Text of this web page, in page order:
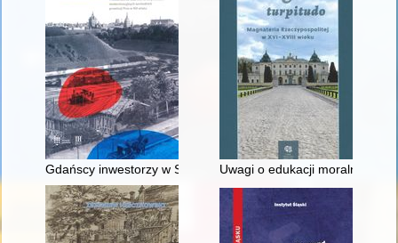
Gdańscy inwestorzy w Sopocie : prestiż finansowy i
Uwagi o edukacji moralnej